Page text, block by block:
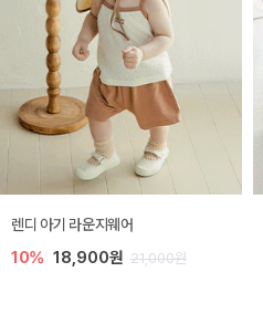
렌디 아기 라운지웨어
10% 18,900원 21,000원